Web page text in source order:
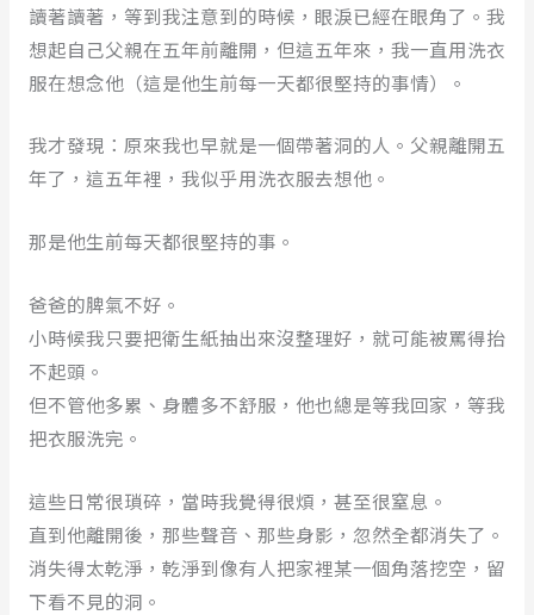
讀著讀著，等到我注意到的時候，眼淚已經在眼角了。我
想起自己父親在五年前離開，但這五年來，我一直用洗衣
服在想念他（這是他生前每一天都很堅持的事情）。
我才發現：原來我也早就是一個帶著洞的人。父親離開五
年了，這五年裡，我似乎用洗衣服去想他。
那是他生前每天都很堅持的事。
爸爸的脾氣不好。
小時候我只要把衛生紙抽出來沒整理好，就可能被罵得抬
不起頭。
但不管他多累、身體多不舒服，他也總是等我回家，等我
把衣服洗完。
這些日常很瑣碎，當時我覺得很煩，甚至很窒息。
直到他離開後，那些聲音、那些身影，忽然全都消失了。
消失得太乾淨，乾淨到像有人把家裡某一個角落挖空，留
下看不見的洞。